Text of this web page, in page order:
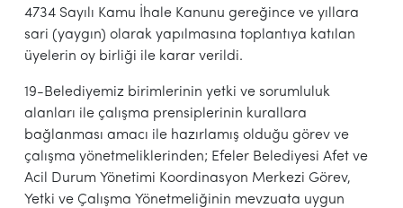
4734 Sayılı Kamu İhale Kanunu gereğince ve yıllara
sari (yaygın) olarak yapılmasına toplantıya katılan
üyelerin oy birliği ile karar verildi.
19-Belediyemiz birimlerinin yetki ve sorumluluk
alanları ile çalışma prensiplerinin kurallara
bağlanması amacı ile hazırlamış olduğu görev ve
çalışma yönetmeliklerinden; Efeler Belediyesi Afet ve
Acil Durum Yönetimi Koordinasyon Merkezi Görev,
Yetki ve Çalışma Yönetmeliğinin mevzuata uygun